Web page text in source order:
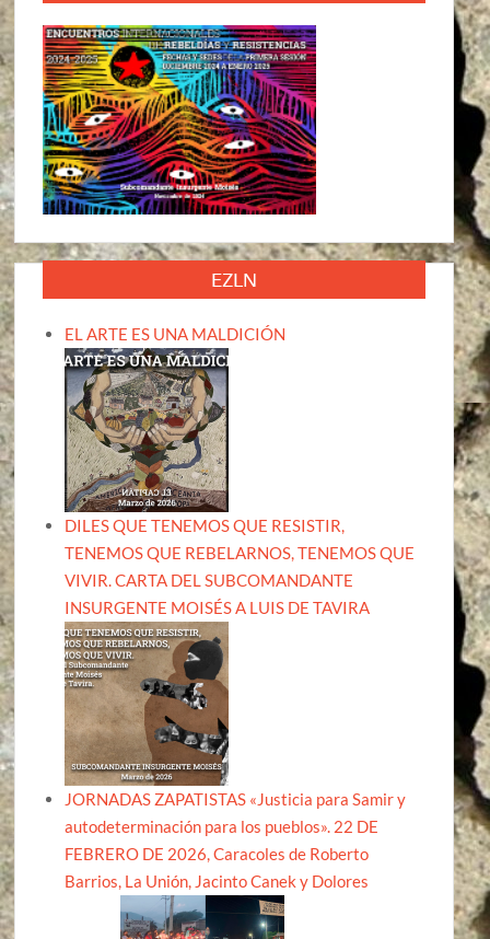
EZLN
EL ARTE ES UNA MALDICIÓN
DILES QUE TENEMOS QUE RESISTIR,
TENEMOS QUE REBELARNOS, TENEMOS QUE
VIVIR. CARTA DEL SUBCOMANDANTE
INSURGENTE MOISÉS A LUIS DE TAVIRA
JORNADAS ZAPATISTAS «Justicia para Samir y
autodeterminación para los pueblos». 22 DE
FEBRERO DE 2026, Caracoles de Roberto
Barrios, La Unión, Jacinto Canek y Dolores